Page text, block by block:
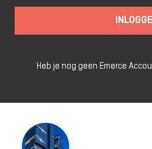
Heb je nog geen Emerce